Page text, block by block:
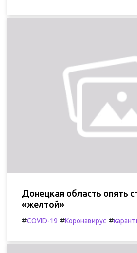
Донецкая область опять
«желтой»
#COVID-19 #Коронавирус #